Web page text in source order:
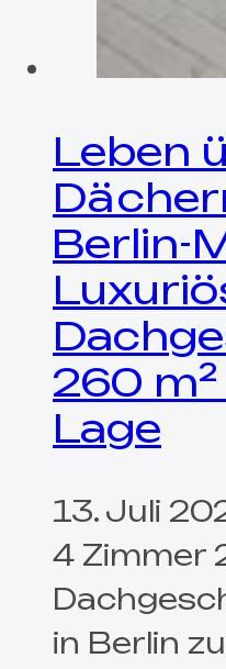
Leben
Berlin-
260
Lage
13. Juli
4 Zimmer
in Berlin